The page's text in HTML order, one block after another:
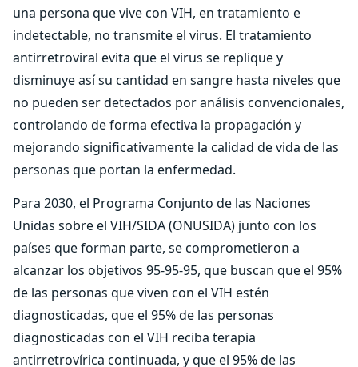
una persona que vive con VIH, en tratamiento e
indetectable, no transmite el virus. El tratamiento
antirretroviral evita que el virus se replique y
disminuye así su cantidad en sangre hasta niveles que
no pueden ser detectados por análisis convencionales,
controlando de forma efectiva la propagación y
mejorando significativamente la calidad de vida de las
personas que portan la enfermedad.
Para 2030, el Programa Conjunto de las Naciones
Unidas sobre el VIH/SIDA (ONUSIDA) junto con los
países que forman parte, se comprometieron a
alcanzar los objetivos 95-95-95, que buscan que el 95%
de las personas que viven con el VIH estén
diagnosticadas, que el 95% de las personas
diagnosticadas con el VIH reciba terapia
antirretrovírica continuada, y que el 95% de las